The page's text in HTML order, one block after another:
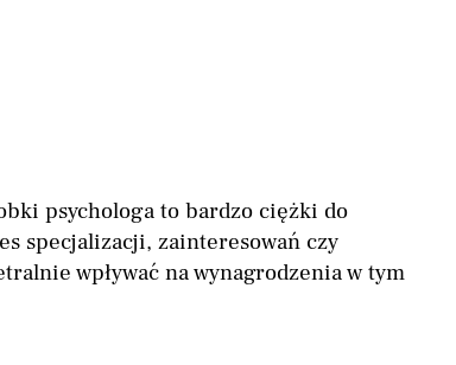
psychologa to bardzo ciężki do
specjalizacji, zainteresowań czy
wpływać na wynagrodzenia w tym